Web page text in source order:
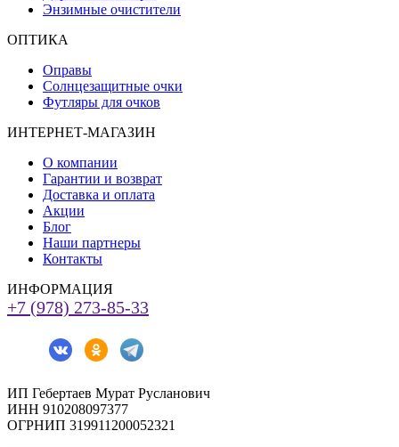
Энзимные очистители
ОПТИКА
Оправы
Солнцезащитные очки
Футляры для очков
ИНТЕРНЕТ-МАГАЗИН
О компании
Гарантии и возврат
Доставка и оплата
Акции
Блог
Наши партнеры
Контакты
ИНФОРМАЦИЯ
+7 (978) 273-85-33
ИП Гебертаев Мурат Русланович
ИНН 910208097377
ОГРНИП 319911200052321